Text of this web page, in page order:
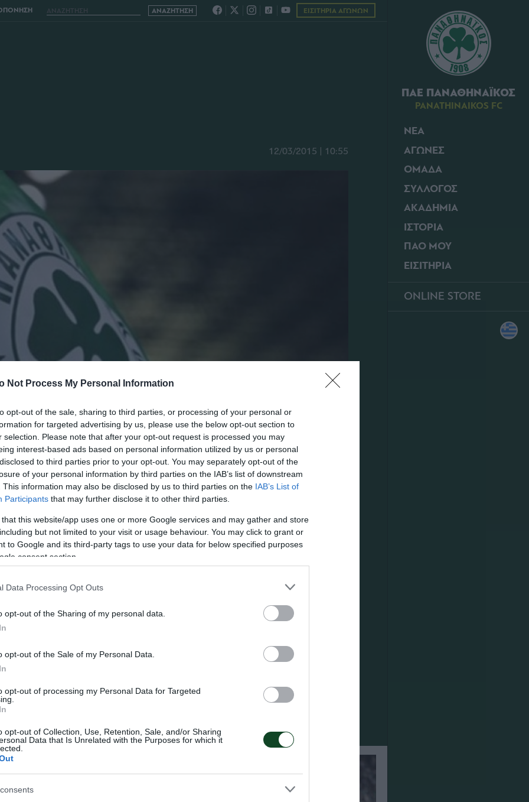
Not Process My Personal Information
opt-out of the sale, sharing to third parties, or processing of your personal or
for targeted advertising by us, please use the below opt-out section to
selection. Please note that after your opt-out request is processed you may
interest-based ads based on personal information utilized by us or personal
to third parties prior to your opt-out. You may separately opt-out of the
of your personal information by third parties on the IAB’s list of downstream
This information may also be disclosed by us to third parties on the IAB’s List of
Participants that may further disclose it to other third parties.
that this website/app uses one or more Google services and may gather and store
but not limited to your visit or usage behaviour. You may click to grant or
to Google and its third-party tags to use your data for below specified purposes
consent section.
Data Processing Opt Outs
opt-out of the Sharing of my personal data.
opt-out of the Sale of my Personal Data.
opt-out of processing my Personal Data for Targeted
opt-out of Collection, Use, Retention, Sale, and/or Sharing
Data that Is Unrelated with the Purposes for which it
ΠΑΕ ΠΑΝΑΘΗΝΑΪΚΟΣ
PANATHINAIKOS FC
ΝΕΑ
ΑΓΩΝΕΣ
ΟΜΑΔΑ
ΣΥΛΛΟΓΟΣ
ΑΚΑΔΗΜΙΑ
ΙΣΤΟΡΙΑ
ΠΑΟ ΜΟΥ
ΕΙΣΙΤΗΡΙΑ
ONLINE STORE
ΕΙΣΙΤΗΡΙΑ ΑΓΩΝΩΝ
12/03/2015 | 10:55
ζέσταμα, στη συνέχεια ασκήσεις ανάπτυξης, ακολούθως
και Μαρινάκης λόγω γαστρεντερίτιδας, ενώ ο Πράνιτς
επίσης λόγω ίωσης.
ξανά αύριο στις 4 το μεσημέρι.